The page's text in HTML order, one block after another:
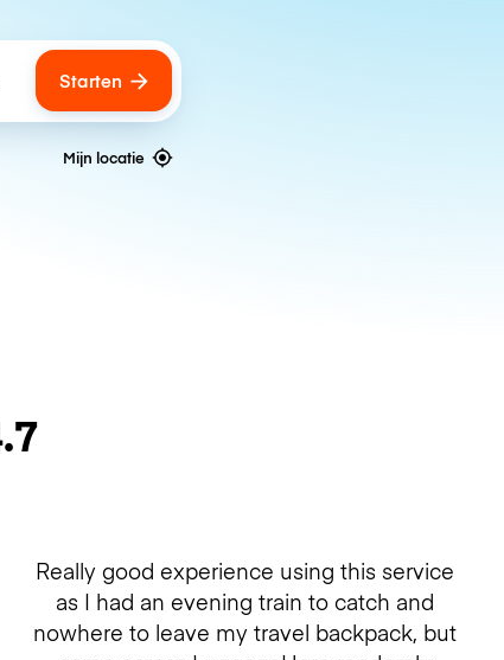
Starten
Mijn locatie
Really good experience using this service
as I had an evening train to catch and
nowhere to leave my travel backpack, but